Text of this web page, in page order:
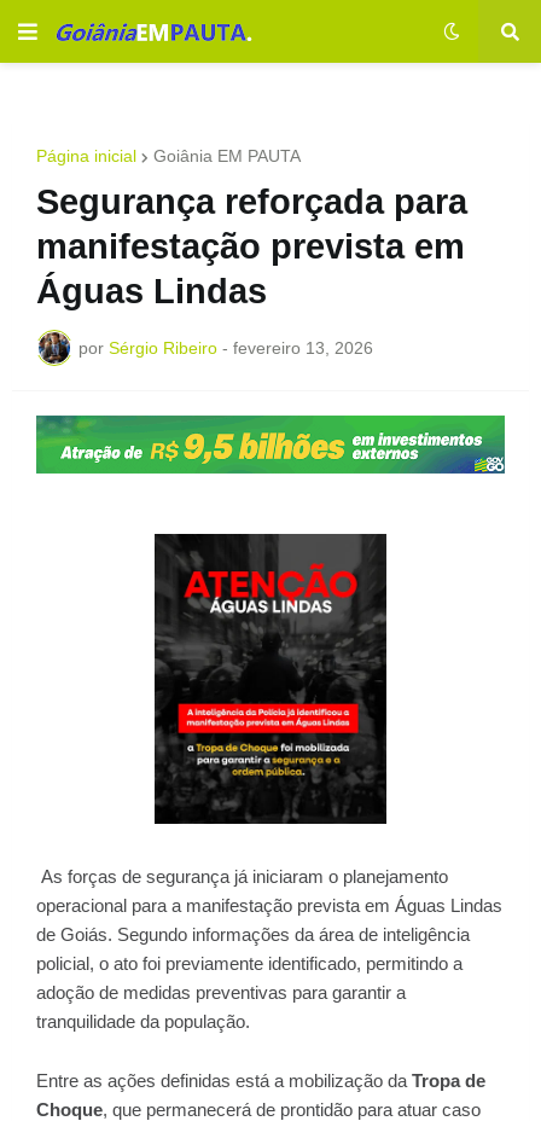
Página inicial Goiânia EM PAUTA
Segurança reforçada para
manifestação prevista em
Águas Lindas
por Sérgio Ribeiro - fevereiro 13, 2026
As forças de segurança já iniciaram o planejamento
operacional para a manifestação prevista em Águas Lindas
de Goiás. Segundo informações da área de inteligência
policial, o ato foi previamente identificado, permitindo a
adoção de medidas preventivas para garantir a
tranquilidade da população.
Entre as ações definidas está a mobilização da Tropa de
Choque, que permanecerá de prontidão para atuar caso